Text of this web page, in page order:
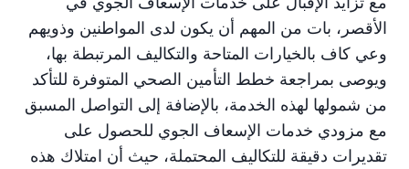
الأقصر، بات من المهم أن يكون لدى المواطنين وذويهم
وعي كاف بالخيارات المتاحة والتكاليف المرتبطة بها،
ويوصى بمراجعة خطط التأمين الصحي المتوفرة للتأكد
من شمولها لهذه الخدمة، بالإضافة إلى التواصل المسبق
مع مزودي خدمات الإسعاف الجوي للحصول على
تقديرات دقيقة للتكاليف المحتملة، حيث أن امتلاك هذه